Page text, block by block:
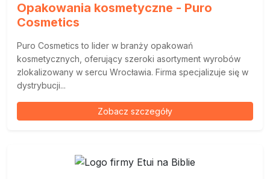
Opakowania kosmetyczne - Puro
Cosmetics
Puro Cosmetics to lider w branży opakowań
kosmetycznych, oferujący szeroki asortyment wyrobów
zlokalizowany w sercu Wrocławia. Firma specjalizuje się w
dystrybucji...
Zobacz szczegóły